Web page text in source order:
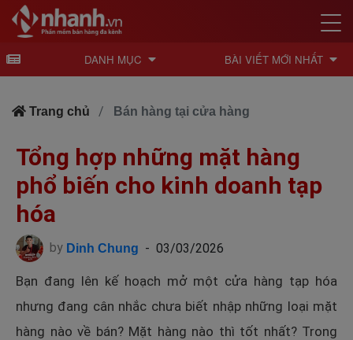
DANH MỤC BÀI VIẾT MỚI NHẤT
Trang chủ Bán hàng tại cửa hàng
Tổng hợp những mặt hàng
phổ biến cho kinh doanh tạp
hóa
by Dinh Chung - 03/03/2026
Bạn đang lên kế hoạch mở một cửa hàng tạp hóa
nhưng đang cân nhắc chưa biết nhập những loại mặt
hàng nào về bán? Mặt hàng nào thì tốt nhất? Trong